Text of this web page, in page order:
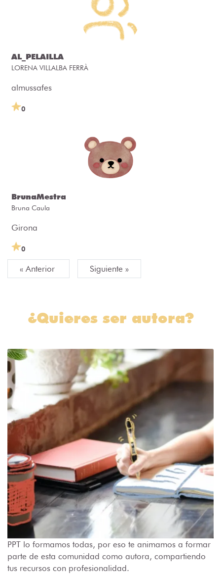
AL_PELAILLA
LORENA VILLALBA FERRÀ
almussafes
0
BrunaMestra
Bruna Caula
Girona
0
« Anterior Siguiente »
¿Quieres ser autora?
PPT lo formamos todas, por eso te animamos a formar
parte de esta comunidad como autora, compartiendo
tus recursos con profesionalidad.